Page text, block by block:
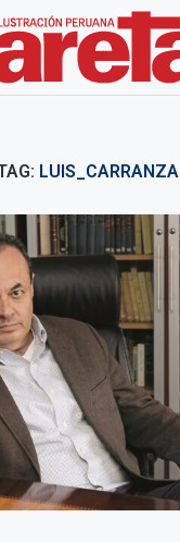
LUIS_CARRANZA